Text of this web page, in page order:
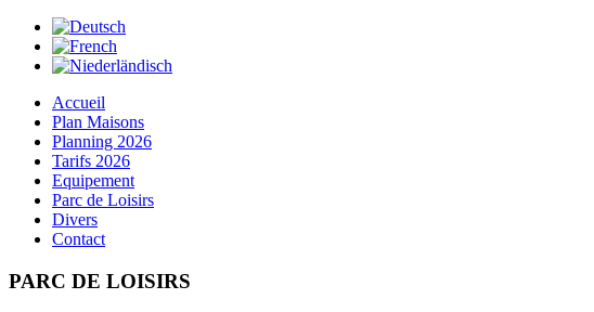
Accueil
Plan Maisons
Planning 2026
Tarifs 2026
Equipement
Parc de Loisirs
Divers
Contact
PARC DE LOISIRS